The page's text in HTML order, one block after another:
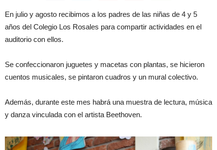
En julio y agosto recibimos a los padres de las niñas de 4 y 5
años del Colegio Los Rosales para compartir actividades en el
auditorio con ellos.
Se confeccionaron juguetes y macetas con plantas, se hicieron
cuentos musicales, se pintaron cuadros y un mural colectivo.
Además, durante este mes habrá una muestra de lectura, música
y danza vinculada con el artista Beethoven.